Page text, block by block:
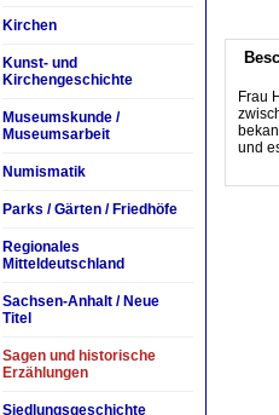
Kirchen
Kunst- und
Kirchengeschichte
Museumskunde /
Museumsarbeit
Numismatik
Parks / Gärten / Friedhöfe
Regionales
Mitteldeutschland
Sachsen-Anhalt / Neue
Titel
Sagen und historische
Erzählungen
Siedlungsgeschichte
Frau
und